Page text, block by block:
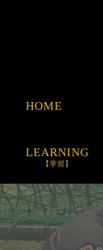
HOME
LEARNING
【学習】